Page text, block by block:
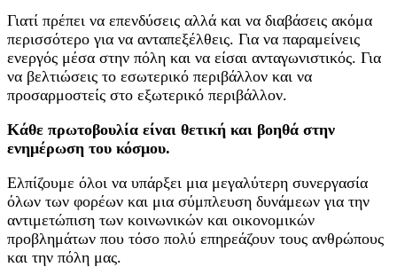
Γιατί πρέπει να επενδύσεις αλλά και να διαβάσεις ακόμα
περισσότερο για να ανταπεξέλθεις. Για να παραμείνεις
ενεργός μέσα στην πόλη και να είσαι ανταγωνιστικός. Για
να βελτιώσεις το εσωτερικό περιβάλλον και να
προσαρμοστείς στο εξωτερικό περιβάλλον.
Κάθε πρωτοβουλία είναι θετική και βοηθά στην
ενημέρωση του κόσμου.
Ελπίζουμε όλοι να υπάρξει μια μεγαλύτερη συνεργασία
όλων των φορέων και μια σύμπλευση δυνάμεων για την
αντιμετώπιση των κοινωνικών και οικονομικών
προβλημάτων που τόσο πολύ επηρεάζουν τους ανθρώπους
και την πόλη μας.